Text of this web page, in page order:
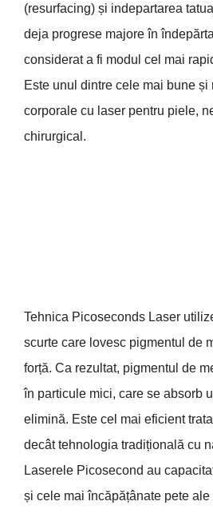
(resurfacing) și indepartarea
deja progrese majore în
considerat a fi modul cel mai
Este unul dintre cele mai bune și
corporale cu laser pentru piele,
chirurgical.
Tehnica Picoseconds Laser
scurte care lovesc pigmentul de
forță. Ca rezultat, pigmentul de
în particule mici, care se absorb
elimină. Este cel mai eficient
decât tehnologia tradițională cu
Laserele Picosecond au
și cele mai încăpățânate pete ale